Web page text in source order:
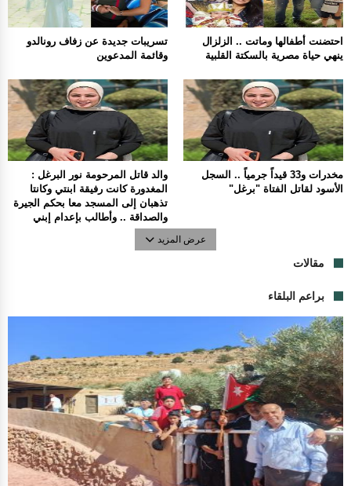
تسريبات جديدة عن زفاف رونالدو
وقائمة المدعوين
احتضنت أطفالها وماتت .. الزلزال
ينهي حياة مصرية بالسكتة القلبية
والد قاتل المرحومة نور البرغل :
المغدورة كانت رفيقة ابنتي وكانتا
تذهبان إلى المسجد معا بحكم الجيرة
والصداقة .. وأطالب بإعدام إبني
مخدرات و33 قيداً جرمياً .. السجل
الأسود لقاتل الفتاة "برغل"
عرض المزيد
مقالات
براعم البلقاء